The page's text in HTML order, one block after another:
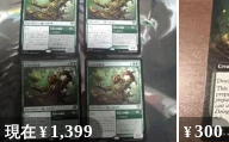
現在 ¥ 1,399 ¥300